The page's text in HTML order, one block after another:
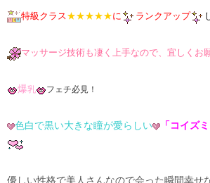
特級クラス★★★★★に ランクアップ
マッサージ技術も凄く上手なので、宜しくお
爆乳 フェチ必見！
色白で黒い大きな瞳が愛らしい 「コイズミ
優しい性格で美人さんなので会った瞬間幸せ